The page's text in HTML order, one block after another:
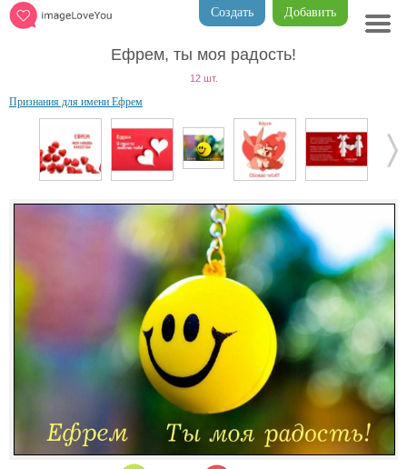
Добавить
Создать
Ефрем, ты моя радость!
12 шт.
Признания для имени Ефрем